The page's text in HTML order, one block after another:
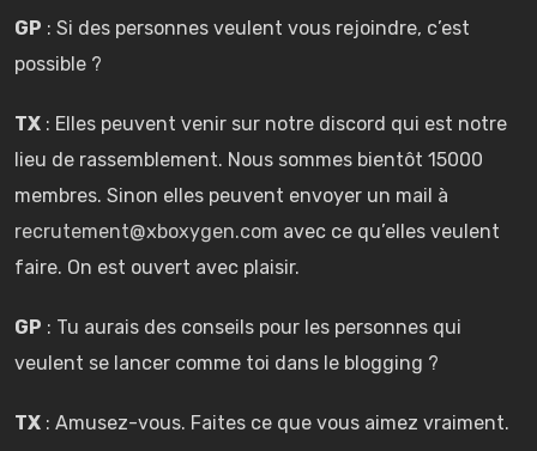
GP : Si des personnes veulent vous rejoindre, c’est
possible ?
TX : Elles peuvent venir sur notre discord qui est notre
lieu de rassemblement. Nous sommes bientôt 15000
membres. Sinon elles peuvent envoyer un mail à
recrutement@xboxygen.com avec ce qu’elles veulent
faire. On est ouvert avec plaisir.
GP : Tu aurais des conseils pour les personnes qui
veulent se lancer comme toi dans le blogging ?
TX : Amusez-vous. Faites ce que vous aimez vraiment.